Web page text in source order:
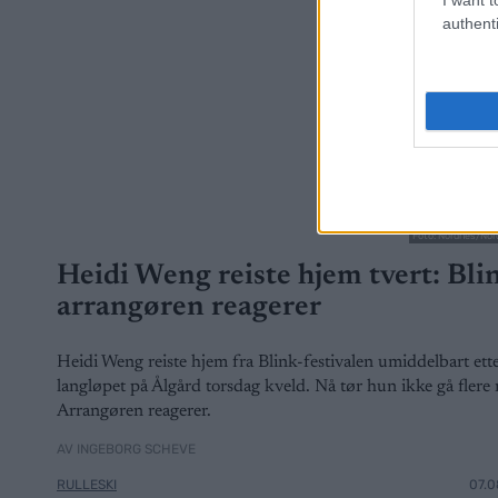
Foto: Nordnes/
Heidi Weng reiste hjem tvert:
arrangøren reagerer
Heidi Weng reiste hjem fra Blink-festivalen umiddelbart
langløpet på Ålgård torsdag kveld. Nå tør hun ikke gå flere
Arrangøren reagerer.
AV INGEBORG SCHEVE
RULLESKI